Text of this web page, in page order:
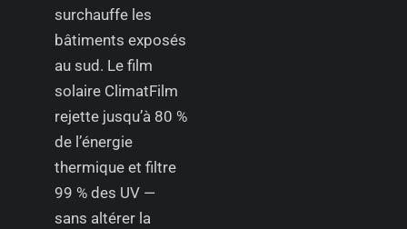
surchauffe les
bâtiments exposés
au sud. Le film
solaire ClimatFilm
rejette jusqu’à 80 %
de l’énergie
thermique et filtre
99 % des UV —
sans altérer la